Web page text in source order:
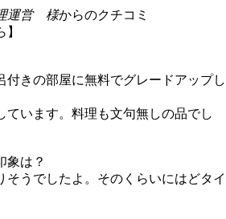
運営 様からのクチコミ
付きの部屋に無料でグレードアップし
ています。料理も文句無しの品でし
象は？
そうでしたよ。そのくらいにはどタイ